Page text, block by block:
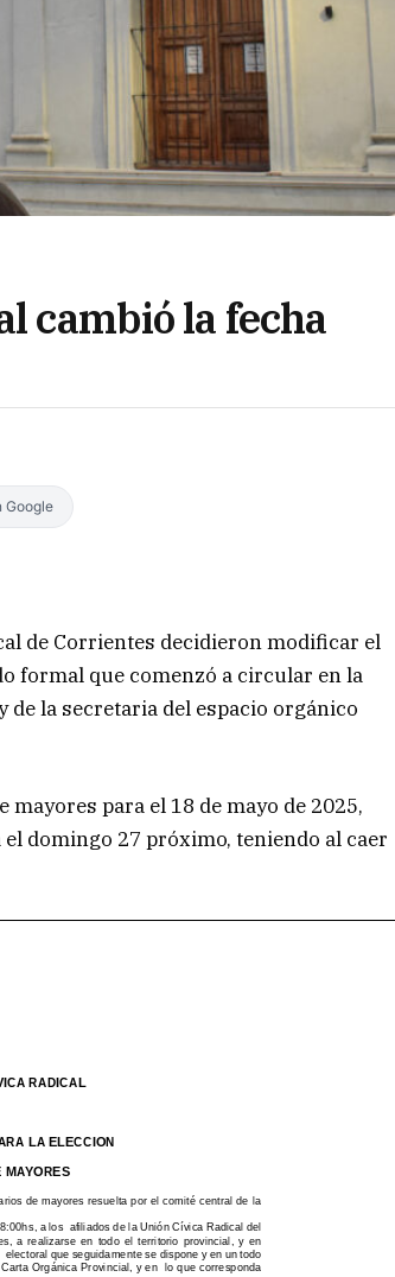
cambió la fecha
Google
de Corrientes decidieron modificar el
formal que comenzó a circular en la
de la secretaria del espacio orgánico
para el 18 de mayo de 2025,
domingo 27 próximo, teniendo al caer